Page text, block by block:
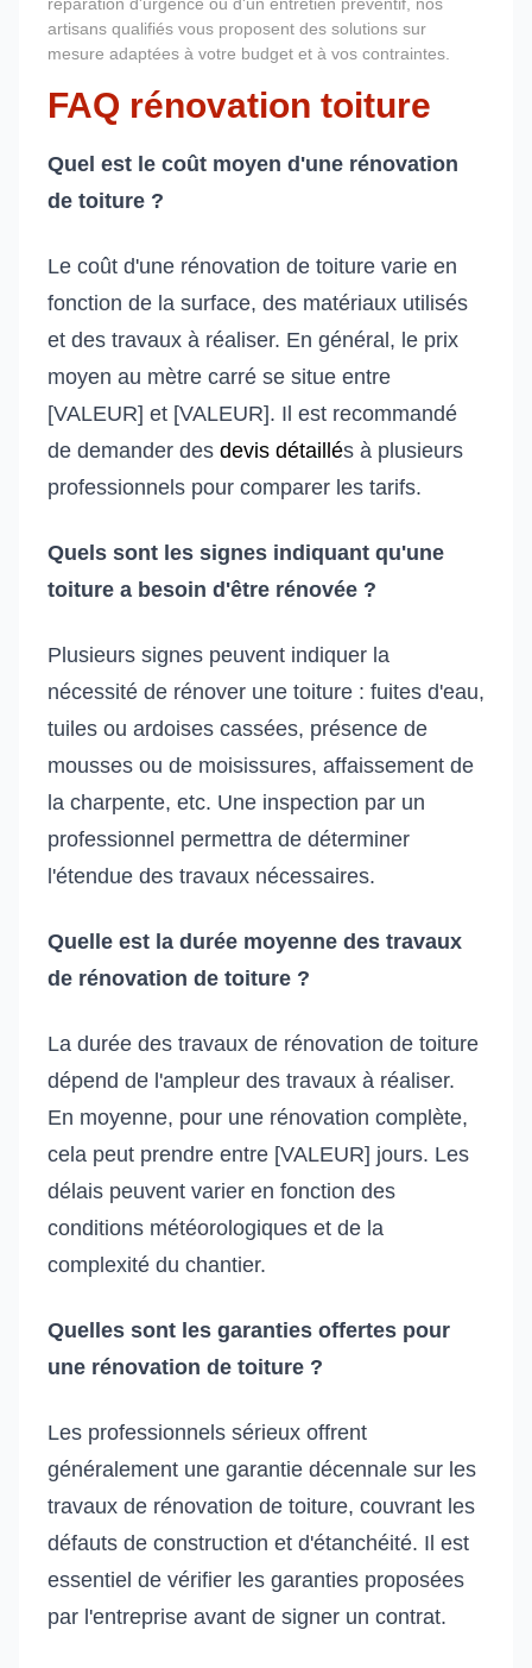
artisans qualifiés vous proposent des solutions sur
mesure adaptées à votre budget et à vos contraintes.
FAQ rénovation toiture
Quel est le coût moyen d'une rénovation
de toiture ?
Le coût d'une rénovation de toiture varie en
fonction de la surface, des matériaux utilisés
et des travaux à réaliser. En général, le prix
moyen au mètre carré se situe entre
[VALEUR] et [VALEUR]. Il est recommandé
de demander des devis détaillés à plusieurs
professionnels pour comparer les tarifs.
Quels sont les signes indiquant qu'une
toiture a besoin d'être rénovée ?
Plusieurs signes peuvent indiquer la
nécessité de rénover une toiture : fuites d'eau,
tuiles ou ardoises cassées, présence de
mousses ou de moisissures, affaissement de
la charpente, etc. Une inspection par un
professionnel permettra de déterminer
l'étendue des travaux nécessaires.
Quelle est la durée moyenne des travaux
de rénovation de toiture ?
La durée des travaux de rénovation de toiture
dépend de l'ampleur des travaux à réaliser.
En moyenne, pour une rénovation complète,
cela peut prendre entre [VALEUR] jours. Les
délais peuvent varier en fonction des
conditions météorologiques et de la
complexité du chantier.
Quelles sont les garanties offertes pour
une rénovation de toiture ?
Les professionnels sérieux offrent
généralement une garantie décennale sur les
travaux de rénovation de toiture, couvrant les
défauts de construction et d'étanchéité. Il est
essentiel de vérifier les garanties proposées
par l'entreprise avant de signer un contrat.